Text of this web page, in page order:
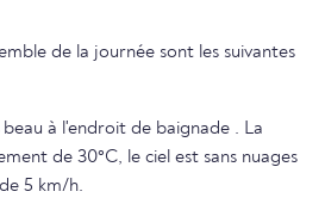
de la journée sont les suivantes
beau à l'endroit de baignade . La
de 30°C, le ciel est sans nuages
5 km/h.